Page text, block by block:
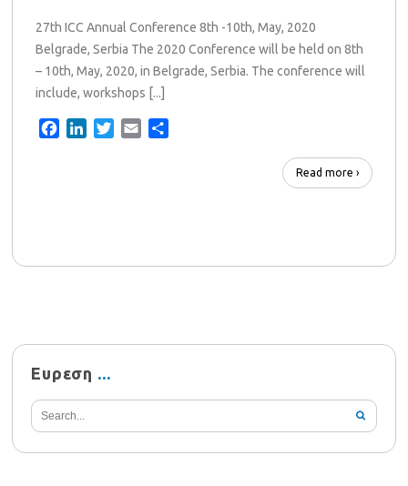
27th ICC Annual Conference 8th -10th, May, 2020
Belgrade, Serbia The 2020 Conference will be held on 8th
– 10th, May, 2020, in Belgrade, Serbia. The conference will
include, workshops [...]
FacebookLinkedInTwitterEmail
Read more ›
Ευρεση